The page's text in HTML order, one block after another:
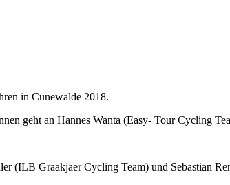
in Cunewalde 2018.
geht an Hannes Wanta (Easy- Tour Cycling
(ILB Graakjaer Cycling Team) und Sebastian